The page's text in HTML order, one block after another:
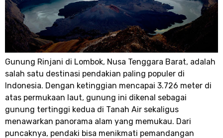
Gunung Rinjani di Lombok, Nusa Tenggara Barat, adalah
salah satu destinasi pendakian paling populer di
Indonesia. Dengan ketinggian mencapai 3.726 meter di
atas permukaan laut, gunung ini dikenal sebagai
gunung tertinggi kedua di Tanah Air sekaligus
menawarkan panorama alam yang memukau. Dari
puncaknya, pendaki bisa menikmati pemandangan